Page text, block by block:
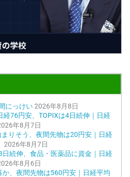
にっけい 2026年8月8日
76円安、TOPIXは4日続伸｜日経
年8月7日
りそう、夜間先物は20円安｜日経
2026年8月7日
日続伸、食品・医薬品に資金｜日経
年8月6日
、夜間先物は560円安｜日経平均